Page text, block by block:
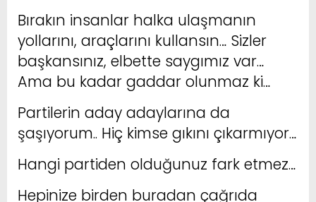
Bırakın insanlar halka ulaşmanın
yollarını, araçlarını kullansın… Sizler
başkansınız, elbette saygımız var…
Ama bu kadar gaddar olunmaz ki…
Partilerin aday adaylarına da
şaşıyorum.. Hiç kimse gıkını çıkarmıyor…
Hangi partiden olduğunuz fark etmez…
Hepinize birden buradan çağrıda